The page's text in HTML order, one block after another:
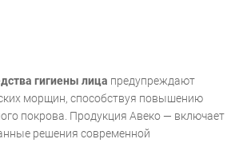
гигиены лица предупреждают
морщин, способствуя повышению
покрова. Продукция Авеко — включает
решения современной